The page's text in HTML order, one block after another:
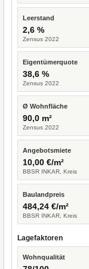
Leerstand
2,6 %
Zensus 2022
Eigentümerquote
38,6 %
Zensus 2022
Ø Wohnfläche
90,0 m²
Zensus 2022
Angebotsmiete
10,00 €/m²
BBSR INKAR, Kreis
Baulandpreis
484,24 €/m²
BBSR INKAR, Kreis
Lagefaktoren
Wohnqualität